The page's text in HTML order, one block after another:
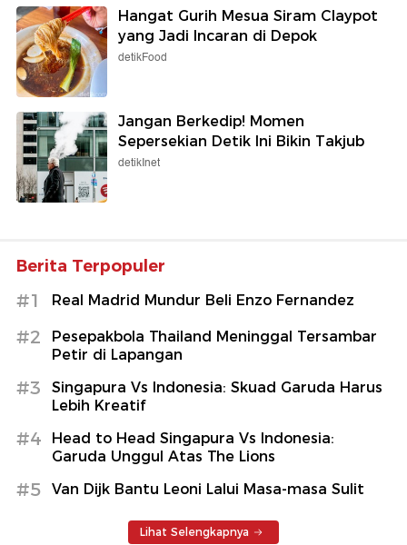
Hangat Gurih Mesua Siram Claypot
yang Jadi Incaran di Depok
detikFood
Jangan Berkedip! Momen
Sepersekian Detik Ini Bikin Takjub
detikInet
Berita Terpopuler
#1 Real Madrid Mundur Beli Enzo Fernandez
#2
Pesepakbola Thailand Meninggal Tersambar
Petir di Lapangan
#3
Singapura Vs Indonesia: Skuad Garuda Harus
Lebih Kreatif
#4
Head to Head Singapura Vs Indonesia:
Garuda Unggul Atas The Lions
#5 Van Dijk Bantu Leoni Lalui Masa-masa Sulit
Lihat Selengkapnya